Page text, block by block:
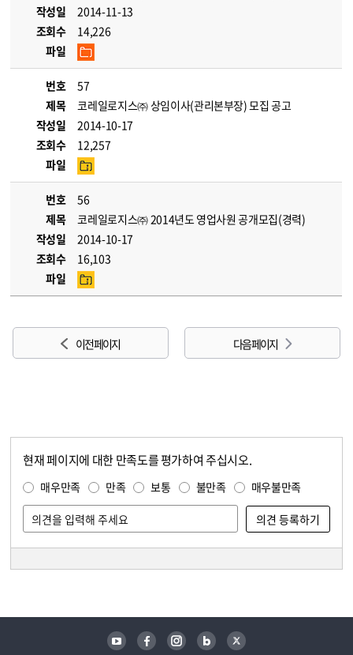
작성일
2014-11-13
조회수
14,226
파일
번호
57
제목
코레일로지스㈜ 상임이사(관리본부장) 모집 공고
작성일
2014-10-17
조회수
12,257
파일
번호
56
제목
코레일로지스㈜ 2014년도 영업사원 공개모집(경력)
작성일
2014-10-17
조회수
16,103
파일
이전 페이지 다음 페이지
현재 페이지에 대한 만족도를 평가하여 주십시오.
매우만족 만족 보통 불만족 매우불만족
유튜브 페이스북 인스타그램 블로그 트위터